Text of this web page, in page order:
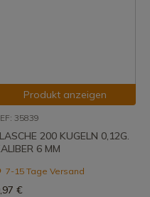
Produkt anzeigen
35839
200 KUGELN 0,12G.
6 MM
7-15 Tage Versand
€